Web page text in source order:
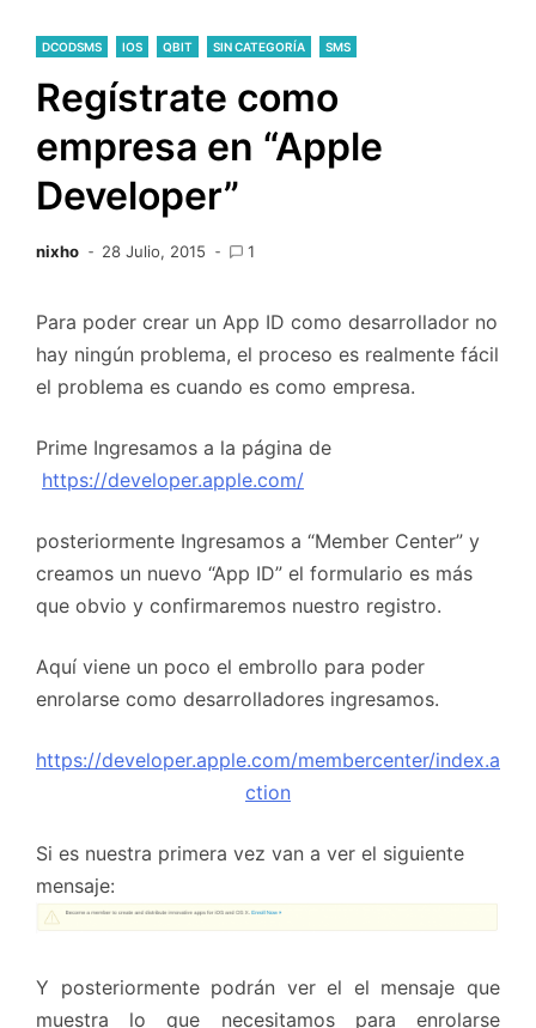
DCODSMS IOS QBIT SIN CATEGORÍA SMS
Regístrate como
empresa en “Apple
Developer”
nixho 28 Julio, 2015 1
Para poder crear un App ID como desarrollador no
hay ningún problema, el proceso es realmente fácil
el problema es cuando es como empresa.
Prime Ingresamos a la página de
https://developer.apple.com/
posteriormente Ingresamos a “Member Center” y
creamos un nuevo “App ID” el formulario es más
que obvio y confirmaremos nuestro registro.
Aquí viene un poco el embrollo para poder
enrolarse como desarrolladores ingresamos.
https://developer.apple.com/membercenter/index.a
ction
Si es nuestra primera vez van a ver el siguiente
mensaje:
Y posteriormente podrán ver el el mensaje que
muestra lo que necesitamos para enrolarse